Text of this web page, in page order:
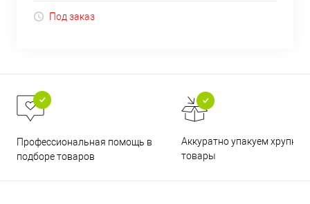
Под заказ
Профессиональная помощь в
подборе товаров
Аккуратно упакуем хрупкие
товары